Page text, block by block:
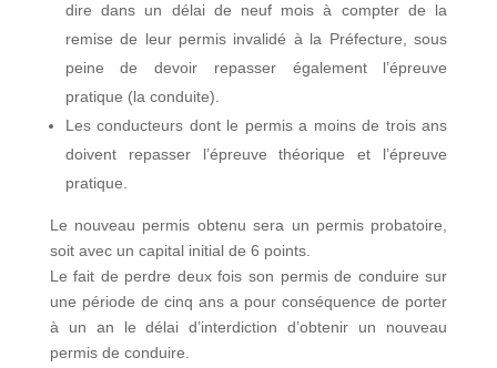
dire dans un délai de neuf mois à compter de la
remise de leur permis invalidé à la Préfecture, sous
peine de devoir repasser également l’épreuve
pratique (la conduite).
Les conducteurs dont le permis a moins de trois ans
doivent repasser l’épreuve théorique et l’épreuve
pratique.
Le nouveau permis obtenu sera un permis probatoire,
soit avec un capital initial de 6 points.
Le fait de perdre deux fois son permis de conduire sur
une période de cinq ans a pour conséquence de porter
à un an le délai d’interdiction d’obtenir un nouveau
permis de conduire.